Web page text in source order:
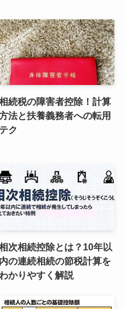
続税の障害者控除！計算
法と扶養義務者への転用
テク
次相続控除とは？10年以
内の連続相続の節税計算を
かりやすく解説